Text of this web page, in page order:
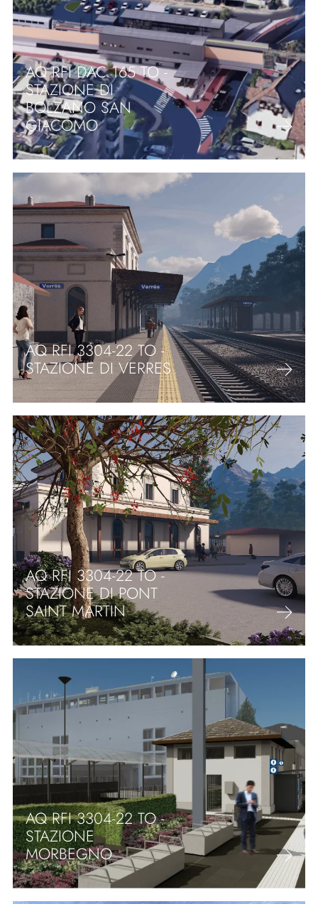
AQ RFI DAC 165 TO -
STAZIONE DI
BOLZANO SAN
GIACOMO
AQ RFI 3304-22 TO -
STAZIONE DI VERRES
AQ RFI 3304-22 TO -
STAZIONE DI PONT
SAINT MARTIN
AQ RFI 3304-22 TO -
STAZIONE
MORBEGNO